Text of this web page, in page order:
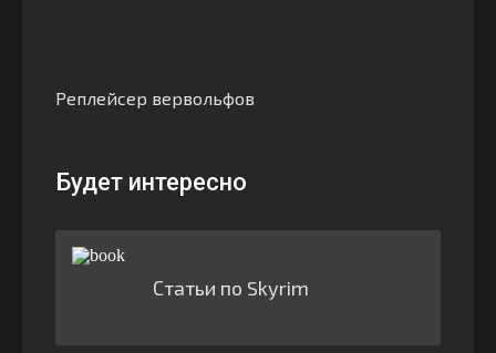
Реплейсер вервольфов
Будет интересно
Статьи по Skyrim